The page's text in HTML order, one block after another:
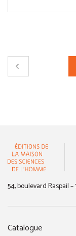
54, boulevard Raspail
Catalogue